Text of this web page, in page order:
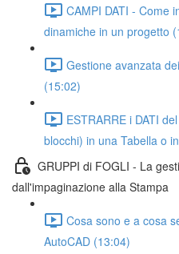
CAMPI DATI - Come
dinamiche in un progetto
Gestione avanzata
(15:02)
ESTRARRE i DATI
blocchi) in una Tabella o
GRUPPI di FOGLI - La
dall'impaginazione alla Stampa
Cosa sono e a cosa
AutoCAD (13:04)